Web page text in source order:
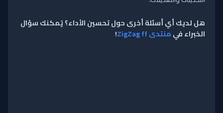
هل لديك أي أسئلة أخرى حول تحسين الأداء؟ يُمكنك سؤال
الخبراء فيمنتدى ZigZag ff !